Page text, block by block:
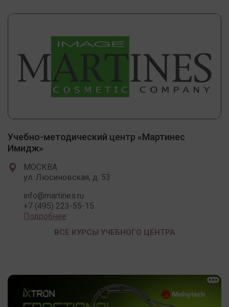
Учебно-методический центр «Мартинес
Имидж»
МОСКВА
ул. Люсиновская, д. 53
info@martines.ru
+7 (495) 223-55-15
Подробнее
ВСЕ КУРСЫ УЧЕБНОГО ЦЕНТРА